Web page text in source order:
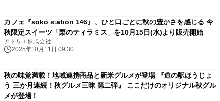
カフェ『soko station 146』、ひと口ごとに秋の豊かさを感じる 今
秋限定スイーツ「栗のティラミス」を10月15日(水)より販売開始
アトリエ株式会社
2025年10月11日 09:30
秋の味覚満載！地域連携商品と新米グルメが登場 『道の駅ほうじょ
う 三か月連続！秋グルメ三昧 第二弾』 ここだけのオリジナル秋グル
メが登場！